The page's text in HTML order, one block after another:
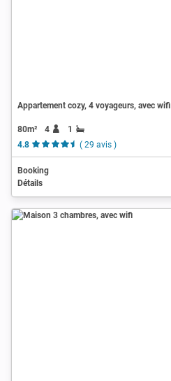
Appartement cozy, 4 voyageurs, avec wifi
80m² 4
1
4.8
( 29 avis )
Booking
Détails